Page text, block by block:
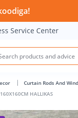
HALLIKAS -
Service Center
Curtain Rods And
HALLIKAS